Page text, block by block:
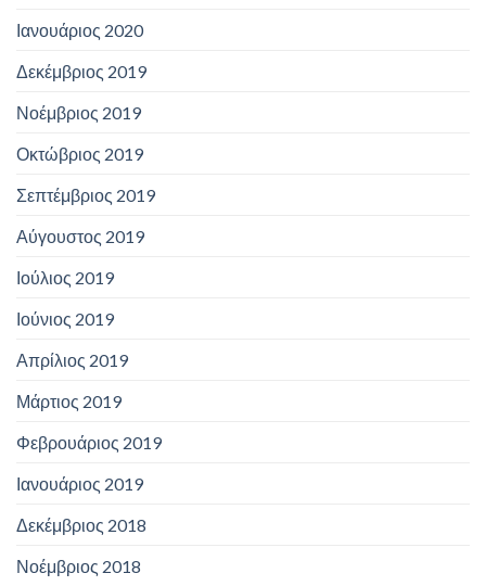
Ιανουάριος 2020
Δεκέμβριος 2019
Νοέμβριος 2019
Οκτώβριος 2019
Σεπτέμβριος 2019
Αύγουστος 2019
Ιούλιος 2019
Ιούνιος 2019
Απρίλιος 2019
Μάρτιος 2019
Φεβρουάριος 2019
Ιανουάριος 2019
Δεκέμβριος 2018
Νοέμβριος 2018